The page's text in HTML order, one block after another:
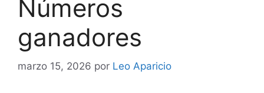
Números
ganadores
marzo 15, 2026 por Leo Aparicio